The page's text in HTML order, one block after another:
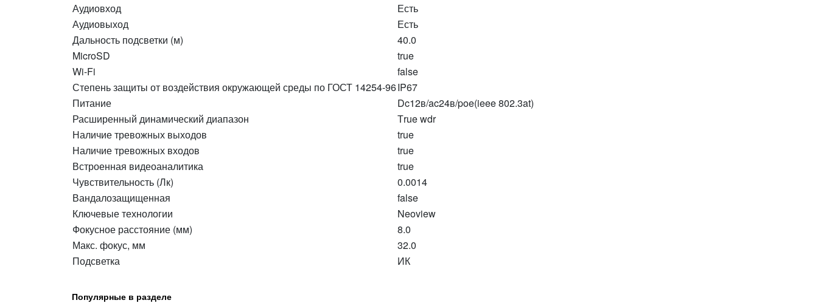
Аудиовход
Есть
Аудиовыход
Есть
Дальность подсветки (м)
40.0
MicroSD
true
Wi-Fi
false
Степень защиты от воздействия окружающей среды по ГОСТ 14254-96IP67
Питание
Dc12в/ac24в/poe(ieee 802.3at)
Расширенный динамический диапазон
Тrue wdr
Наличие тревожных выходов
true
Наличие тревожных входов
true
Встроенная видеоаналитика
true
Чувствительность (Лк)
0.0014
Вандалозащищенная
false
Ключевые технологии
Neoview
Фокусное расстояние (мм)
8.0
Макс. фокус, мм
32.0
Подсветка
ИК
Популярные в разделе